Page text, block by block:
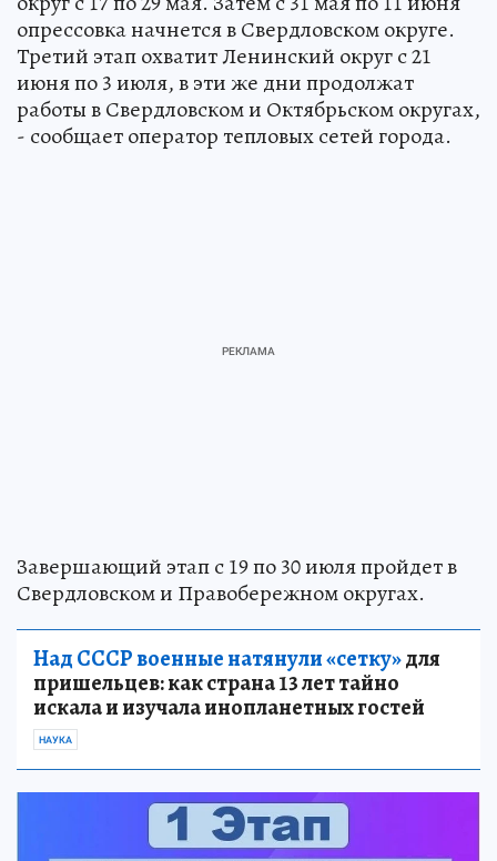
- Первым испытания затронут Октябрьский
округ с 17 по 29 мая. Затем с 31 мая по 11 июня
опрессовка начнется в Свердловском округе.
Третий этап охватит Ленинский округ с 21
июня по 3 июля, в эти же дни продолжат
работы в Свердловском и Октябрьском округах,
Завершающий этап с 19 по 30 июля пройдет в
Свердловском и Правобережном округах.
Над СССР военные натянули «сетку»для
пришельцев: как страна 13 лет тайно
искала и изучала инопланетных гостей